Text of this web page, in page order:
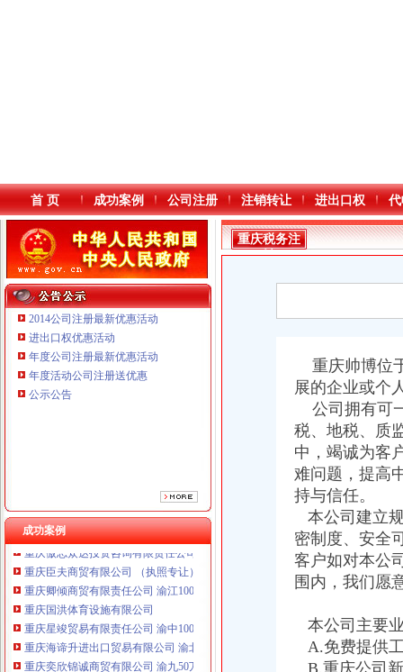
本站导航
首 页 成功案例 公司注册 注销转让 进出口权
2014公司注册最新优惠活动
进出口权优惠活动
年度公司注册最新优惠活动
年度活动公司注册送优惠
公示公告
成功案例
重庆鸽牌电线电缆有限公司 渝北10010万 (进出口权)
重庆傲志众达投资咨询有限责任公司 渝九1000万 （增资）
重庆臣夫商贸有限公司 （执照专让）
重庆卿倾商贸有限责任公司 渝江100万 （工商注册）
重庆国洪体育设施有限公司
重庆星竣贸易有限责任公司 渝中100万 （进出口权）
重庆海谛升进出口贸易有限公司 渝北100万 （进出口权）
重庆奕欣锦诚商贸有限公司 渝九50万 （工商注册）
重庆税务注
销
重庆帅博位
展的企业或个
公司拥有可
税、地税、质
中，竭诚为客
难问题，提高
持与信任。
本公司建立
密制度、安全
客户如对本公
围内，我们愿
本公司主要
A.免费提供
B.重庆公司